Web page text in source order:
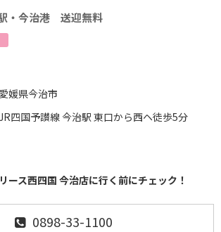
・今治港 送迎無料
愛媛県今治市
四国予讃線 今治駅 東口から西ヘ徒歩5分
ース西四国 今治店に行く前にチェック！
0898-33-1100